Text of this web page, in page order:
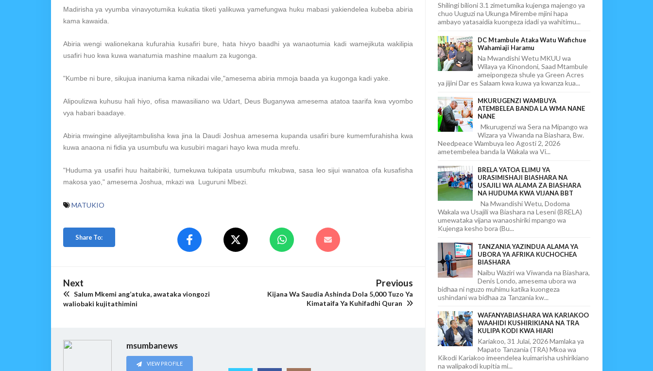
Madirisha ya vyumba vinavyotumika kukatia tiketi yalikuwa yamefungwa huku mabasi yakiendelea kubeba abiria
kama kawaida.
Abiria wengi walionekana kufurahia kusafiri bure, hata hivyo baadhi ya wanaotumia kadi wamejikuta wakilipia
usafiri huo kwa kuwa wanatumia mashine maalum za kugonga.
"Kumbe ni bure, sikujua inaniuma kama nikadai vile,"amesema abiria mmoja baada ya kugonga kadi yake.
Alipoulizwa kuhusu hali hiyo, ofisa mawasiliano wa Udart, Deus Buganywa amesema atatoa taarifa kwa vyombo
vya habari baadaye.
Abiria mwingine aliyejitambulisha kwa jina la Daudi Joshua amesema kupanda usafiri bure kumemfurahisha kwa
kuwa anaona ni fidia ya usumbufu wa kusubiri magari hayo kwa muda mrefu.
"Huduma ya usafiri huu haitabiriki, tumekuwa tukipata usumbufu mkubwa, sasa leo sijui wanatoa ofa kusafisha
makosa yao," amesema Joshua, mkazi wa Luguruni Mbezi.
MATUKIO
Share To:
Next
Salum Mkemi ang’atuka, awataka viongozi
waliobaki kujitathimini
Previous
Kijana Wa Saudia Ashinda Dola 5,000 Tuzo Ya
Kimataifa Ya Kuhifadhi Quran
msumbanews
VIEW PROFILE
Shilingi bilioni 3.1 zimetumika kujenga majengo ya
chuo Uuguzi na Ukunga Mirembe mjini hapa
ambayo yatasaidia kuongeza idadi ya wahitimu...
DC Mtambule Ataka Watu Wafichue
Wahamiaji Haramu
Na Mwandishi Wetu MKUU wa
Wilaya ya Kinondoni, Saad Mtambule
ameipongeza shule ya Green Acres
ya jijini Dar es Salaam kwa kuwa ya kwanza kua...
MKURUGENZI WAMBUYA
ATEMBELEA BANDA LA WMA NANE
NANE
Mkurugenzi wa Sera na Mipango wa
Wizara ya Viwanda na Biashara, Bw.
Needpeace Wambuya leo Agosti 2, 2026
ametembelea banda la Wakala wa Vi...
BRELA YATOA ELIMU YA
URASIMISHAJI BIASHARA NA
USAJILI WA ALAMA ZA BIASHARA
NA HUDUMA KWA VIJANA BBT
Na Mwandishi Wetu, Dodoma
Wakala wa Usajili wa Biashara na Leseni (BRELA)
umewataka vijana wanaoshiriki mpango wa
Kujenga kesho bora (Bu...
TANZANIA YAZINDUA ALAMA YA
UBORA YA AFRIKA KUCHOCHEA
BIASHARA
Naibu Waziri wa Viwanda na Biashara,
Denis Londo, amesema ubora wa
bidhaa ni nguzo muhimu katika kuongeza
ushindani wa bidhaa za Tanzania kw...
WAFANYABIASHARA WA KARIAKOO
WAAHIDI KUSHIRIKIANA NA TRA
KULIPA KODI KWA HIARI
Kariakoo, 31 Julai, 2026 Mamlaka ya
Mapato Tanzania (TRA) Mkoa wa
Kikodi Kariakoo imeendelea kuimarisha ushirikiano
na walipakodi kupitia mi...